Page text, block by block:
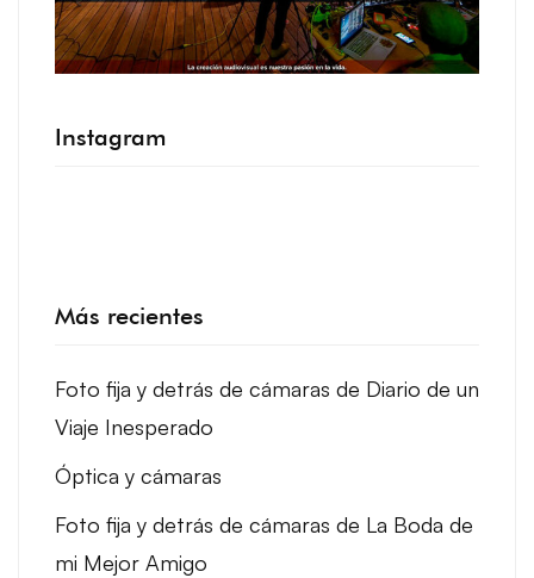
Instagram
Más recientes
Foto fija y detrás de cámaras de Diario de un
Viaje Inesperado
Óptica y cámaras
Foto fija y detrás de cámaras de La Boda de
mi Mejor Amigo